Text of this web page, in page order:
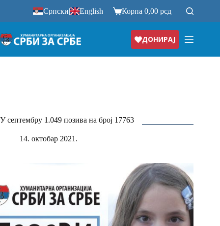
Српски| English Корпа0,00рсд
ДОНИРАЈ
У септембру 1.049 позива на број 17763
14. октобар 2021.